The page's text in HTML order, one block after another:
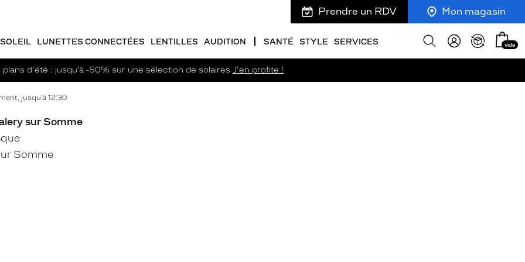
Prendre un RDV Mon magasin
LUNETTES CONNECTÉES LENTILLES AUDITION SANTÉ STYLE SERVICES
Afficher
Mon
panier
vide
plans d'été : jusqu’à -50% sur une sélection de solaires J'en profite !
jusqu’à 12:30
sur Somme
Somme